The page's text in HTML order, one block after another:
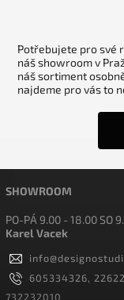
Potřebujete pro své
náš showroom v
náš sortiment
najdeme pro vás to
SHOWROOM
PO-PÁ 9.00 - 18.00 SO
Karel Vacek
info@
605334326,
732232010